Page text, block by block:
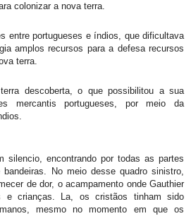
colonizar a nova terra.
entre portugueses e índios, que dificultava
amplos recursos para a defesa recursos
terra.
descoberta, o que possibilitou a sua
mercantis portugueses, por meio da
silencio, encontrando por todas as partes
No meio desse quadro sinistro,
de dor, o acampamento onde Gauthier
e crianças. La, os cristãos tinham sido
mesmo no momento em que os